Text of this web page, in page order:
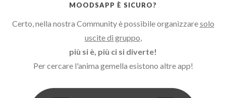
MOODSAPP È SICURO?
Certo, nella nostra Community è possibile organizzaresolo
uscite di gruppo,
più si è, più ci si diverte!
Per cercare l'anima gemella esistono altre app!